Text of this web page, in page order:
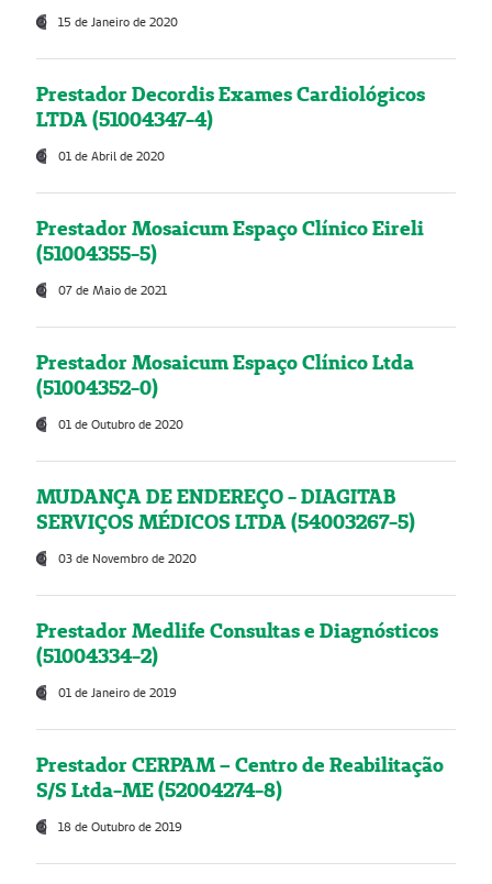
15 de Janeiro de 2020
Prestador Decordis Exames Cardiológicos
LTDA (51004347-4)
01 de Abril de 2020
Prestador Mosaicum Espaço Clínico Eireli
(51004355-5)
07 de Maio de 2021
Prestador Mosaicum Espaço Clínico Ltda
(51004352-0)
01 de Outubro de 2020
MUDANÇA DE ENDEREÇO - DIAGITAB
SERVIÇOS MÉDICOS LTDA (54003267-5)
03 de Novembro de 2020
Prestador Medlife Consultas e Diagnósticos
(51004334-2)
01 de Janeiro de 2019
Prestador CERPAM – Centro de Reabilitação
S/S Ltda-ME (52004274-8)
18 de Outubro de 2019